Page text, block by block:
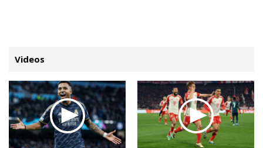
ΚΑΤΗΓΟΡΙΕΣ ΣΥΝΔΕΣΗ
Κύπρος
Παιδεία
Απόψεις
Αρθρογραφία
Videos